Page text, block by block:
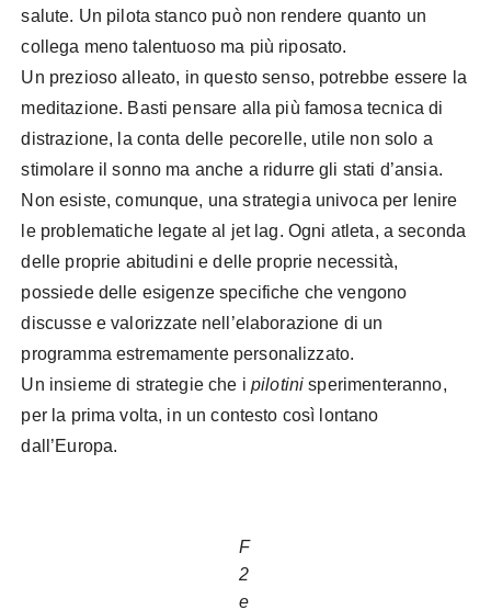
salute. Un pilota stanco può non rendere quanto un
collega meno talentuoso ma più riposato.
Un prezioso alleato, in questo senso, potrebbe essere la
meditazione. Basti pensare alla più famosa tecnica di
distrazione, la conta delle pecorelle, utile non solo a
stimolare il sonno ma anche a ridurre gli stati d’ansia.
Non esiste, comunque, una strategia univoca per lenire
le problematiche legate al jet lag. Ogni atleta, a seconda
delle proprie abitudini e delle proprie necessità,
possiede delle esigenze specifiche che vengono
discusse e valorizzate nell’elaborazione di un
programma estremamente personalizzato.
Un insieme di strategie che i pilotinisperimenteranno,
per la prima volta, in un contesto così lontano
dall’Europa.
F
2
e